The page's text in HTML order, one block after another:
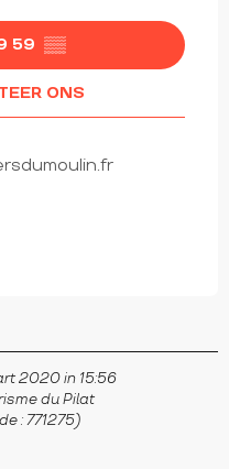
59 ▒▒
ONS
2020 in 15:56
du Pilat
:771275)